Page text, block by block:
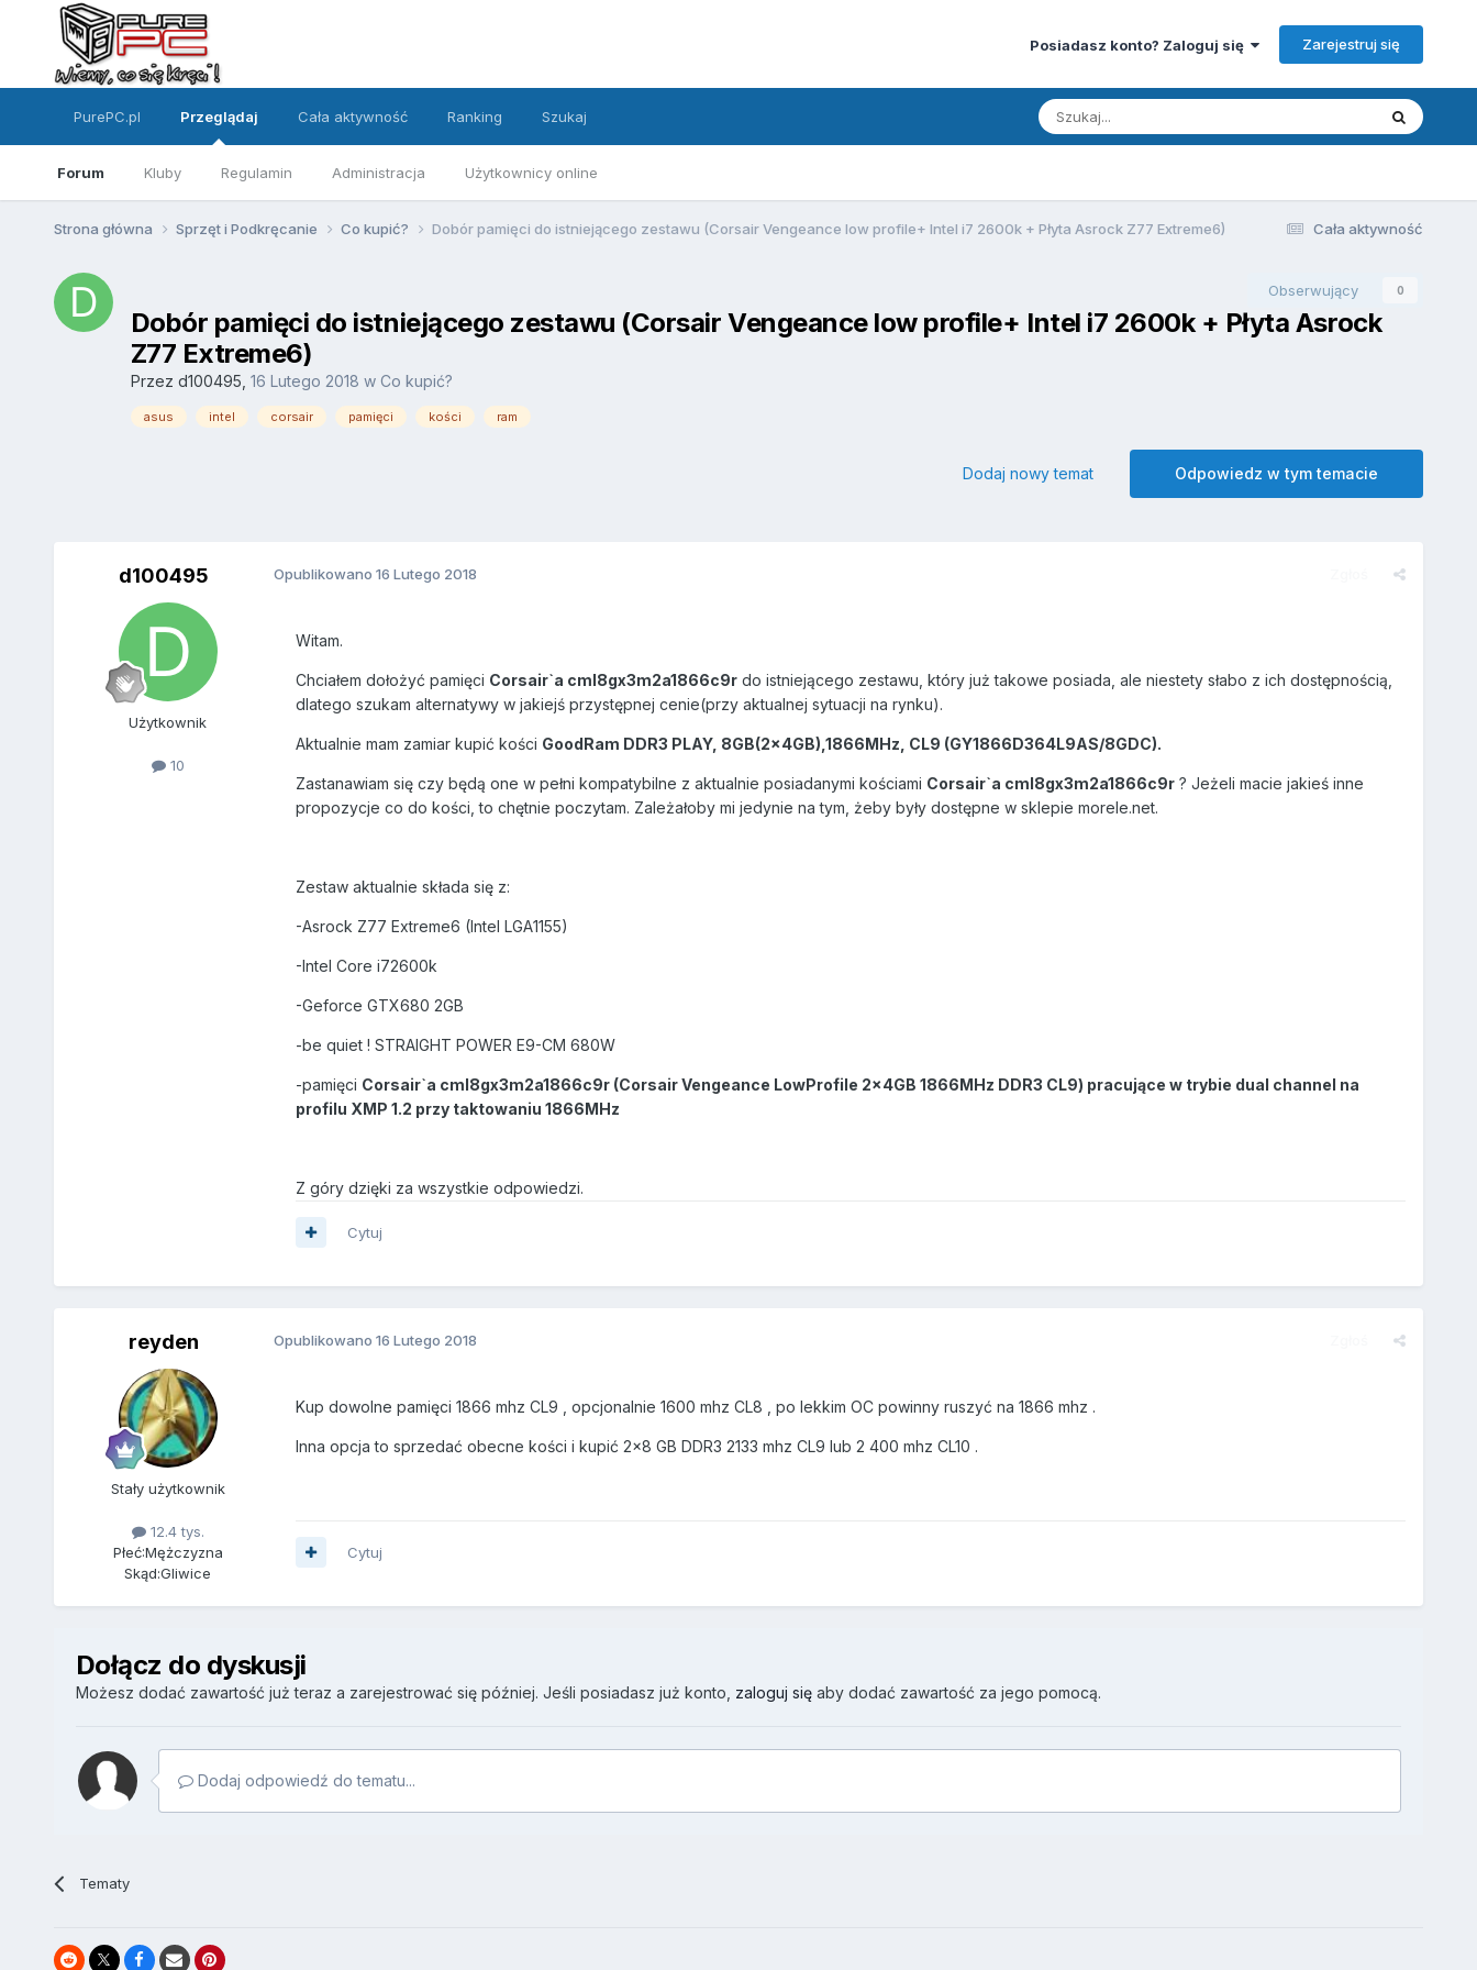
Posiadasz konto? Zaloguj się Zarejestruj się
PurePC.pl Przeglądaj
Forum Kluby Regulamin Administracja Użytkownicy online
Cała aktywność Ranking Szukaj
Cała aktywność
Strona główna Sprzęt i Podkręcanie Co kupić? Dobór pamięci do istniejącego zestawu (Corsair Vengeance low profile+ Intel i7 2600k + Płyta Asrock Z77 Extreme6)
Obserwujący 0
Dobór pamięci do istniejącego zestawu (Corsair Vengeance low profile+ Intel i7 2600k + Płyta Asrock
Z77 Extreme6)
Przez d100495 16 Lutego 2018 w Co kupić?
asus intel corsair pamięci kości ram
Odpowiedz w tym temacie
Dodaj nowy temat
d100495
Użytkownik
10
Opublikowano 16 Lutego 2018
Witam.
Chciałem dołożyć pamięci Corsair`a cml8gx3m2a1866c9rdo istniejącego zestawu, który już takowe posiada, ale niestety słabo z ich dostępnością,
dlatego szukam alternatywy w jakiejś przystępnej cenie(przy aktualnej sytuacji na rynku).
Aktualnie mam zamiar kupić kości GoodRam DDR3 PLAY, 8GB(2x4GB),1866MHz, CL9 (GY1866D364L9AS/8GDC).
Zastanawiam się czy będą one w pełni kompatybilne z aktualnie posiadanymi kościami Corsair`a cml8gx3m2a1866c9r? Jeżeli macie jakieś inne
propozycje co do kości, to chętnie poczytam. Zależałoby mi jedynie na tym, żeby były dostępne w sklepie morele.net.
Zestaw aktualnie składa się z:
-Asrock Z77 Extreme6 (Intel LGA1155)
-Intel Core i72600k
-Geforce GTX680 2GB
-be quiet ! STRAIGHT POWER E9-CM 680W
-pamięci Corsair`a cml8gx3m2a1866c9r (Corsair Vengeance LowProfile 2x4GB 1866MHz DDR3 CL9) pracujące w trybie dual channel na
profilu XMP 1.2 przy taktowaniu 1866MHz
Z góry dzięki za wszystkie odpowiedzi.
Cytuj
reyden
Stały użytkownik
12.4 tys.
Płeć:Mężczyzna
Skąd:Gliwice
Opublikowano 16 Lutego 2018
Kup dowolne pamięci 1866 mhz CL9 , opcjonalnie 1600 mhz CL8 , po lekkim OC powinny ruszyć na 1866 mhz .
Inna opcja to sprzedać obecne kości i kupić 2x8 GB DDR3 2133 mhz CL9 lub 2 400 mhz CL10 .
Cytuj
Dołącz do dyskusji
Możesz dodać zawartość już teraz a zarejestrować się później. Jeśli posiadasz już konto, zaloguj sięaby dodać zawartość za jego pomocą.
Dodaj odpowiedź do tematu...
Tematy